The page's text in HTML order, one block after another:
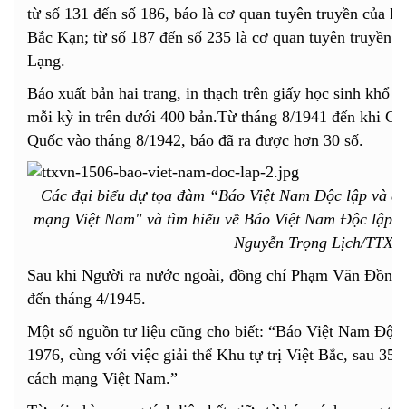
từ số 131 đến số 186, báo là cơ quan tuyên truyền của
Bắc Kạn; từ số 187 đến số 235 là cơ quan tuyên truyền
Lạng.
Báo xuất bản hai trang, in thạch trên giấy học sinh khổ
mỗi kỳ in trên dưới 400 bản.Từ tháng 8/1941 đến khi
Quốc vào tháng 8/1942, báo đã ra được hơn 30 số.
Các đại biểu dự tọa đàm “Báo Việt Nam Độc lập và
mạng Việt Nam" và tìm hiểu về Báo Việt Nam Độc lập
Nguyễn Trọng Lịch/
Sau khi Người ra nước ngoài, đồng chí Phạm Văn
đến tháng 4/1945.
Một số nguồn tư liệu cũng cho biết: “Báo Việt Nam Độc
1976, cùng với việc giải thể Khu tự trị Việt Bắc, sau 35
cách mạng Việt Nam.”